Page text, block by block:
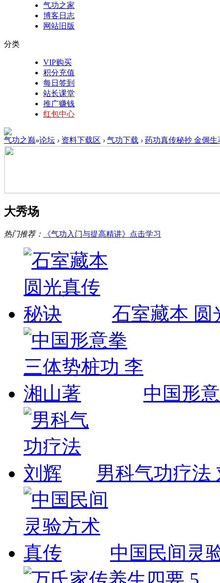
气功之家
博客日志
网站旧版
分类
VIP购买
积分充值
每日签到
站长课堂
推广赚钱
红包中心
气功之巅»论坛 › 资料下载区 › 气功下载 › 药功真传秘抄 金倜生
大秀场
热门推荐： 《气功入门与提高精讲》点击学习
石室藏本 圆
中国形
男科气功疗法
中国民间灵